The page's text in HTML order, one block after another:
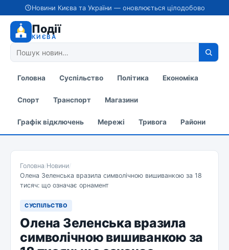
Новини Києва та України — оновлюється цілодобово
Події
КИЄВА
Головна Суспільство Політика Економіка
Спорт Транспорт Магазини
Графік відключень Мережі Тривога Райони
Головна/Новини/
Олена Зеленська вразила символічною вишиванкою за 18
тисяч: що означає орнамент
СУСПІЛЬСТВО
Олена Зеленська вразила
символічною вишиванкою за